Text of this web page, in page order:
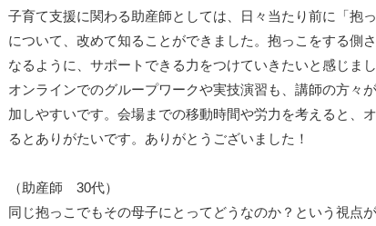
子育て支援に関わる助産師としては、日々当たり前に「抱
について、改めて知ることができました。抱っこをする側
なるように、サポートできる力をつけていきたいと感じま
オンラインでのグループワークや実技演習も、講師の方々
加しやすいです。会場までの移動時間や労力を考えると、
るとありがたいです。ありがとうございました！
（助産師 30代）
同じ抱っこでもその母子にとってどうなのか？という視点